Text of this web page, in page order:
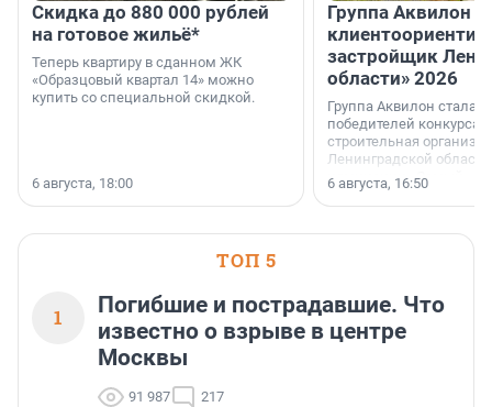
Скидка до 880 000 рублей
на готовое жильё*
Теперь квартиру в сданном ЖК
«Образцовый квартал 14» можно
купить со специальной скидкой.
6 августа, 18:00
Группа Аквилон
застройщик
области» 2026
Группа Аквилон стала
победителей конкурса
строительная
Ленинградской области
номинации «Самый
застройщик
области».
6 августа, 16:50
ТОП 5
1
Погибшие и пострадавшие. Что
известно о взрыве в центре
Москвы
91 987 217